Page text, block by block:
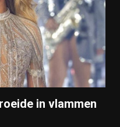
in vlammen